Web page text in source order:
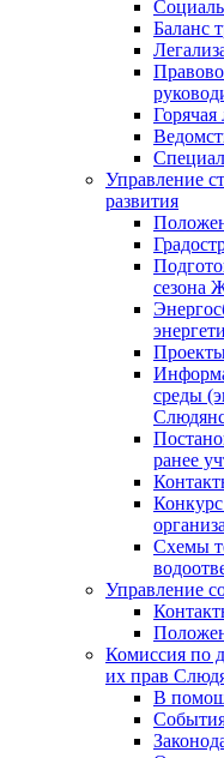
Баланс
Горячая
Управление
развития
сезона
среды
ранее
Схемы
Управление
Комиссия по
их прав
В